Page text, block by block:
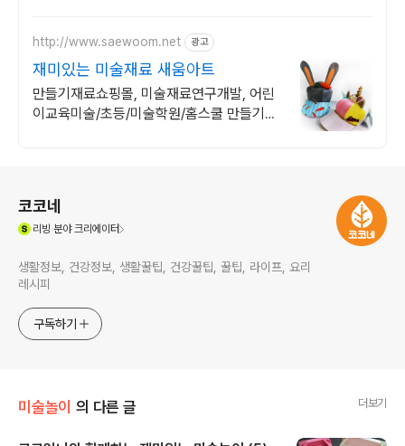
http://www.saewoom.net 광고
재미있는 미술재료 새움아트
만들기재료쇼핑몰, 미술재료연구개발, 어린
이교육미술/초등/미술학원/홈스쿨 만들기재
코코네
리빙 분야 크리에이터
생활정보, 건강정보, 생활꿀팁, 건강꿀팁, 꿀팁, 라이프, 요리
레시피
구독하기
미술놀이 의 다른 글 더보기